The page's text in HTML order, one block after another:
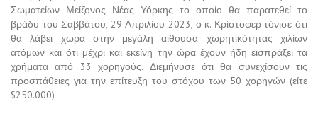
Σωματείων Μείζονος Νέας Υόρκης το οποίο θα παρατεθεί το
βράδυ του Σαββάτου, 29 Απριλίου 2023, ο κ. Κρίστοφερ τόνισε ότι
θα λάβει χώρα στην μεγάλη αίθουσα χωρητικότητας χιλίων
ατόμων και ότι μέχρι και εκείνη την ώρα έχουν ήδη εισπράξει τα
χρήματα από 33 χορηγούς. Διεμήνυσε ότι θα συνεχίσουν τις
προσπάθειες για την επίτευξη του στόχου των 50 χορηγών (είτε
$250.000)